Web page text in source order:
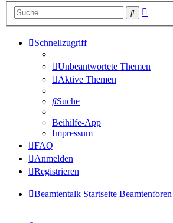
Suche
Schnellzugriff
Unbeantwortete Themen
Aktive Themen
Suche
Beihilfe-App
Impressum
FAQ
Anmelden
Registrieren
Beamtentalk Startseite Beamtenforen